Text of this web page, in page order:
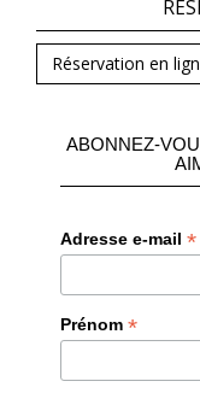
Réservation en
ABONNEZ-
Adresse e-mail *
Prénom *